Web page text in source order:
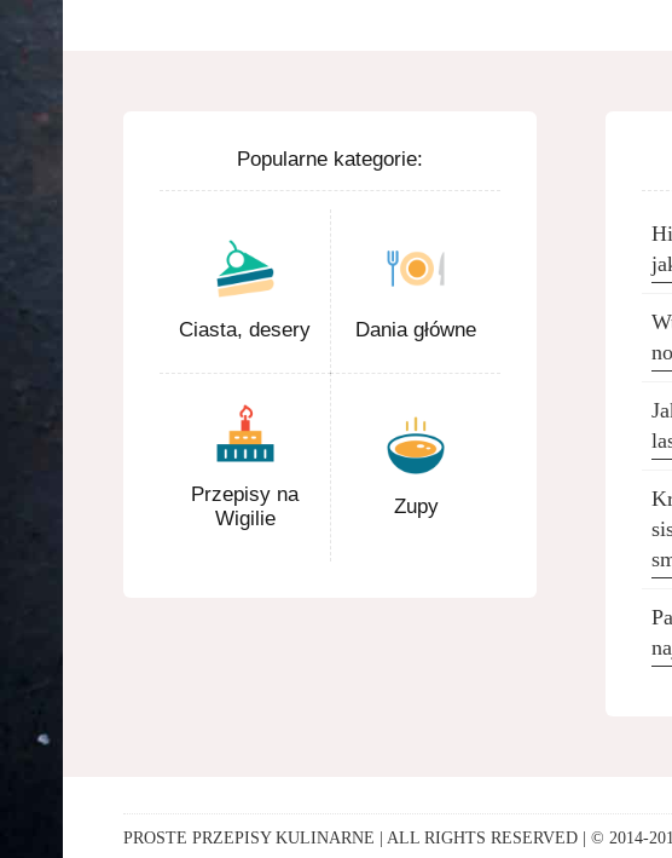
Popularne kategorie:
Ciasta, desery Dania główne
Przepisy na
Wigilie
Zupy
PROSTE PRZEPISY KULINARNE | ALL RIGHTS RESERVED | © 2014-